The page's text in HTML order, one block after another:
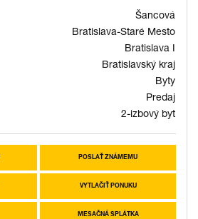
Šancová
Bratislava-Staré Mesto
Bratislava I
Bratislavský kraj
Byty
Predaj
2-izbový byt
POSLAŤ ZNÁMEMU
VYTLAČIŤ PONUKU
MESAČNÁ SPLÁTKA